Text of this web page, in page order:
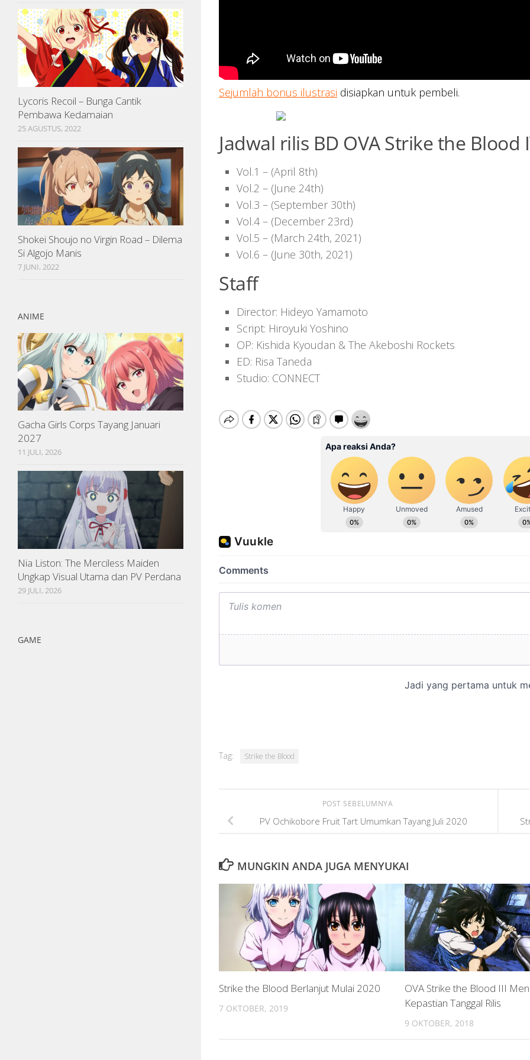
Sejumlah bonus ilustrasi disiapkan untuk pembeli.
Jadwal rilis BD OVA Strike the Blood
Vol.1 – (April 8th)
Vol.2 – (June 24th)
Vol.3 – (September 30th)
Vol.4 – (December 23rd)
Vol.5 – (March 24th, 2021)
Vol.6 – (June 30th, 2021)
Staff
Director: Hideyo Yamamoto
Script: Hiroyuki Yoshino
OP: Kishida Kyoudan & The Akeboshi Rockets
ED: Risa Taneda
Studio: CONNECT
Tag: Strike the Blood
POST SEBELUMNYA
PV Ochikobore Fruit Tart Umumkan Tayang Juli 2020
MUNGKIN ANDA JUGA MENYUKAI
Strike the Blood Berlanjut Mulai 2020
7 OKTOBER, 2019
OVA Strike the Blood III
Kepastian Tanggal Rilis
9 OKTOBER, 2018
Lycoris Recoil – Bunga Cantik
Pembawa Kedamaian
25 AGUSTUS, 2022
Shokei Shoujo no Virgin Road – Dilema
Si Algojo Manis
7 JUNI, 2022
ANIME
Gacha Girls Corps Tayang Januari
2027
11 JULI, 2026
Nia Liston: The Merciless Maiden
Ungkap Visual Utama dan PV Perdana
29 JULI, 2026
GAME